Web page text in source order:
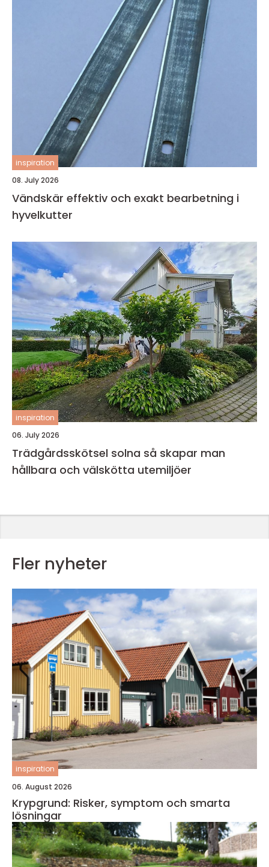
inspiration
08. July 2026
Vändskär effektiv och exakt bearbetning i
hyvelkutter
inspiration
06. July 2026
Trädgårdsskötsel solna så skapar man
hållbara och välskötta utemiljöer
Fler nyheter
inspiration
06. August 2026
Krypgrund: Risker, symptom och smarta
lösningar